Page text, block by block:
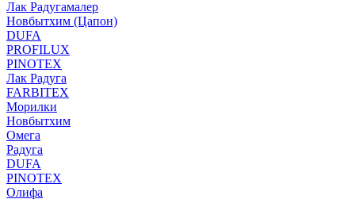
Лак Радугамалер
Новбытхим (Цапон)
DUFA
PROFILUX
PINOTEX
Лак Радуга
FARBITEX
Морилки
Новбытхим
Омега
Радуга
DUFA
PINOTEX
Олифа